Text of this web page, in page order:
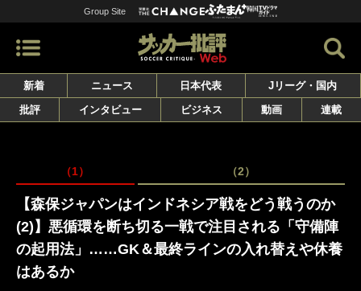
Group Site
新着 ニュース 日本代表
Jリーグ・国内
批評
インタビュー ビジネス 動画 連載
（1） （2）
【森保ジャパンはインドネシア戦をどう戦うのか
(2)】悪循環を断ち切る一戦で注目される「守備陣
の起用法」……GK＆最終ラインの入れ替えや休養
はあるか